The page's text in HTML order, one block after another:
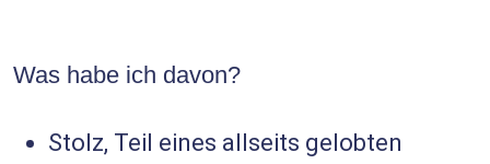
Was habe ich davon?
Stolz, Teil eines allseits gelobten